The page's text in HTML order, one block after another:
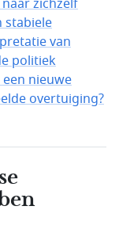
zichzelf
stabiele
van
politiek
nieuwe
overtuiging?